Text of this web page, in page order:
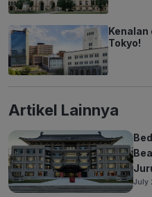
Tokyo!
Artikel Lainnya
July